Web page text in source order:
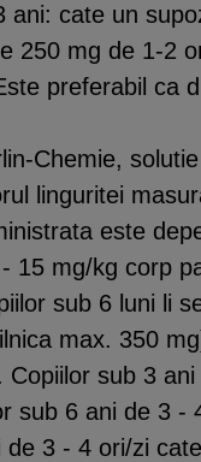
ani: cate un
250 mg de 1-2
preferabil ca
Chemie,
linguritei
este
15 mg/kg corp
sub 6 luni li
max. 350
sub 3
sub 6 ani de 3
3 - 4 ori/zi